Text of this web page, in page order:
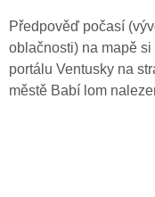
Předpověď počasí
oblačnosti) na mapě
portálu Ventusky na
městě Babí lom